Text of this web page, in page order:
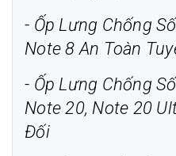
- Ốp Lưng Chống
Note 8 An Toàn
- Ốp Lưng Chống
Note 20, Note 20
Đối